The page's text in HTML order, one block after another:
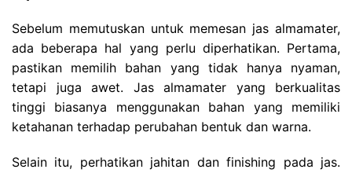
Sebelum memutuskan untuk memesan jas almamater,
ada beberapa hal yang perlu diperhatikan. Pertama,
pastikan memilih bahan yang tidak hanya nyaman,
tetapi juga awet. Jas almamater yang berkualitas
tinggi biasanya menggunakan bahan yang memiliki
ketahanan terhadap perubahan bentuk dan warna.
Selain itu, perhatikan jahitan dan finishing pada jas.